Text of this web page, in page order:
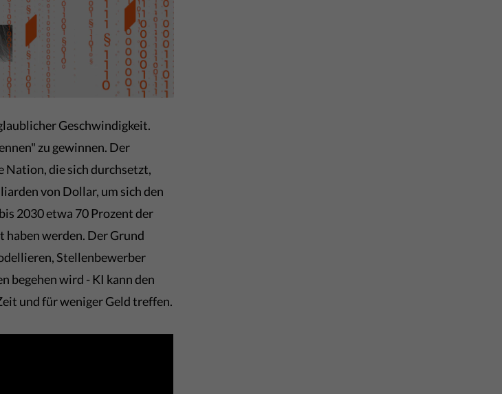
Geschwindigkeit.
zu gewinnen. Der
Nation, die sich durchsetzt,
von Dollar, um sich den
2030 etwa 70 Prozent der
werden. Der Grund
Stellenbewerber
begehen wird - KI kann den
und für weniger Geld treffen.